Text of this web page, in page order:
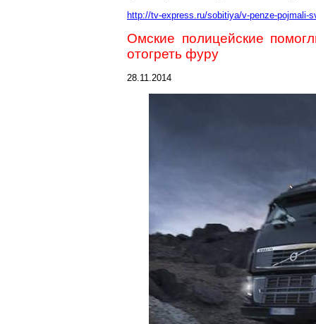
http://tv-express.ru/sobitiya/v-penze-pojmali-
Омские полицейские
отогреть фуру
28.11.2014